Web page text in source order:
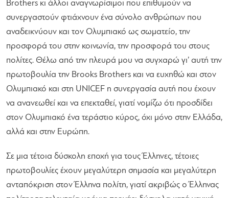
Brothers κι άλλοι αναγνωρίσιμοι που επιθυμούν να
συνεργαστούν φτιάχνουν ένα σύνολο ανθρώπων που
αναδεικνύουν και τον Ολυμπιακό ως σωματείο, την
προσφορά του στην κοινωνία, την προσφορά του στους
πολίτες. Θέλω από την πλευρά μου να συγχαρώ γι’ αυτή την
πρωτοβουλία την Brooks Brothers και να ευχηθώ και στον
Ολυμπιακό και στη UNICEF η συνεργασία αυτή που έχουν
να ανανεωθεί και να επεκταθεί, γιατί νομίζω ότι προσδίδει
στον Ολυμπιακό ένα τεράστιο κύρος, όχι μόνο στην Ελλάδα,
αλλά και στην Ευρώπη.
Σε μια τέτοια δύσκολη εποχή για τους Έλληνες, τέτοιες
πρωτοβουλίες έχουν μεγαλύτερη σημασία και μεγαλύτερη
ανταπόκριση στον Έλληνα πολίτη, γιατί ακριβώς ο Έλληνας